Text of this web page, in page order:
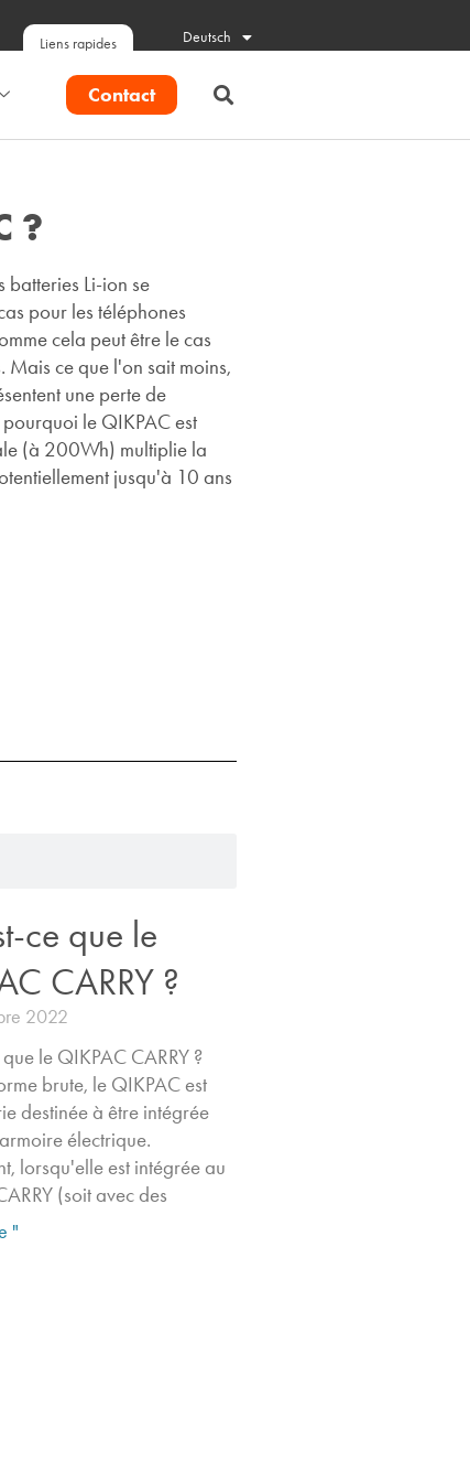
Liens rapides Deutsch
Contact
?
batteries Li-ion se
pour les téléphones
cela peut être le cas
Mais ce que l'on sait moins,
une perte de
le QIKPAC est
(à 200Wh) multiplie la
jusqu'à 10 ans
ce que le
CARRY ?
2022
le QIKPAC CARRY ?
brute, le QIKPAC est
destinée à être intégrée
électrique.
lorsqu'elle est intégrée au
(soit avec des
"